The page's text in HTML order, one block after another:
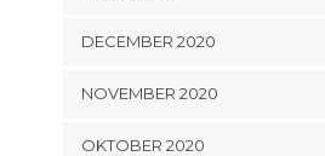
DECEMBER 2020
NOVEMBER 2020
OKTOBER 2020